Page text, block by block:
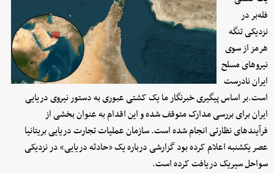
فله‌بر در
نزدیکی تنگه
هرمز از سوی
نیروهای مسلح
ایران نادرست
است.بر اساس پیگیری خبرنگار ما یک کشتی عبوری به دستور نیروی دریایی
ایران برای بررسی مدارک متوقف شده و این اقدام به عنوان بخشی از
فرآیندهای نظارتی انجام شده است. سازمان عملیات تجارت دریایی بریتانیا
عصر یکشنبه اعلام کرده بود گزارشی درباره یک «حادثه دریایی» در نزدیکی
سواحل سیریک دریافت کرده است.